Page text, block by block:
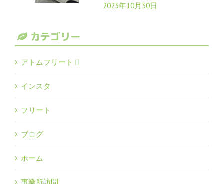
2023年10月30日
カテゴリー
アトムフリートⅡ
インスタ
フリート
ブログ
ホーム